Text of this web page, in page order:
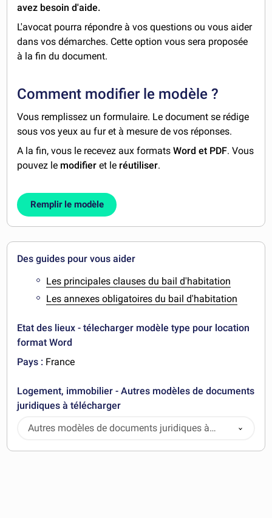
avez besoin d'aide.
L'avocat pourra répondre à vos questions ou vous aider
dans vos démarches. Cette option vous sera proposée
à la fin du document.
Comment modifier le modèle ?
Vous remplissez un formulaire. Le document se rédige
sous vos yeux au fur et à mesure de vos réponses.
A la fin, vous le recevez aux formatsWord et PDF. Vous
pouvez le modifier et le réutiliser.
Remplir le modèle
Des guides pour vous aider
Les principales clauses du bail d'habitation
Les annexes obligatoires du bail d'habitation
Etat des lieux - télecharger modèle type pour location
format Word
Pays : France
Logement, immobilier - Autres modèles de documents
juridiques à télécharger
Autres modèles de documents juridiques à
télécharger